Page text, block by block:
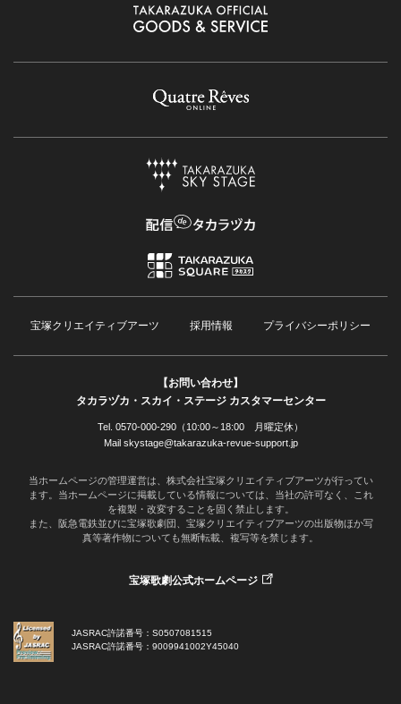
宝塚クリエイティブアーツ 採用情報 プライバシーポリシー
【お問い合わせ】
タカラヅカ・スカイ・ステージ カスタマーセンター
Tel. 0570-000-290（10:00～18:00 月曜定休）
Mail skystage@takarazuka-revue-support.jp
当ホームページの管理運営は、株式会社宝塚クリエイティブアーツが行ってい
ます。当ホームページに掲載している情報については、当社の許可なく、これ
を複製・改変することを固く禁止します。
また、阪急電鉄並びに宝塚歌劇団、宝塚クリエイティブアーツの出版物ほか写
真等著作物についても無断転載、複写等を禁じます。
宝塚歌劇公式ホームページ
JASRAC許諾番号：S0507081515
JASRAC許諾番号：9009941002Y45040